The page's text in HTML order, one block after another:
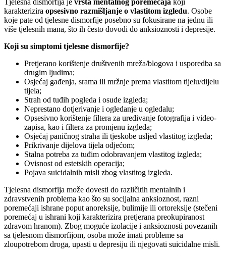
karakterizira opsesivno razmišljanje o vlastitom izgledu. Osobe
koje pate od tjelesne dismorfije posebno su fokusirane na jednu ili
više tjelesnih mana, što ih često dovodi do anksioznosti i depresije.
Koji su simptomi tjelesne dismorfije?
Pretjerano korištenje društvenih mreža/blogova i usporedba sa
drugim ljudima;
Osjećaj gađenja, srama ili mržnje prema vlastitom tijelu/dijelu
tijela;
Strah od tuđih pogleda i osude izgleda;
Neprestano dotjerivanje i ogledanje u ogledalu;
Opsesivno korištenje filtera za uređivanje fotografija i video-
zapisa, kao i filtera za promjenu izgleda;
Osjećaj paničnog straha ili tjeskobe usljed vlastitog izgleda;
Prikrivanje dijelova tijela odjećom;
Stalna potreba za tuđim odobravanjem vlastitog izgleda;
Ovisnost od estetskih operacija;
Pojava suicidalnih misli zbog vlastitog izgleda.
Tjelesna dismorfija može dovesti do različitih mentalnih i
zdravstvenih problema kao što su socijalna anksioznost, razni
poremećaji ishrane poput anoreksije, bulimije ili ortoreksije (stečeni
poremećaj u ishrani koji karakterizira pretjerana preokupiranost
zdravom hranom). Zbog moguće izolacije i anksioznosti povezanih
sa tjelesnom dismorfijom, osoba može imati probleme sa
zloupotrebom droga, upasti u depresiju ili njegovati suicidalne misli.